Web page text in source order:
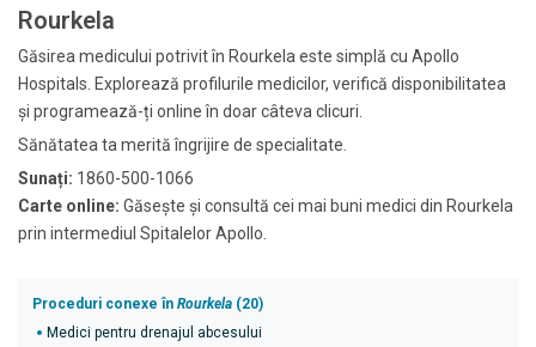
Rourkela
Găsirea medicului potrivit în Rourkela este simplă cu Apollo
Hospitals. Explorează profilurile medicilor, verifică disponibilitatea
și programează-ți online în doar câteva clicuri.
Sănătatea ta merită îngrijire de specialitate.
Sunați: 1860-500-1066
Carte online: Găsește și consultă cei mai buni medici din Rourkela
prin intermediul Spitalelor Apollo.
Proceduri conexe în Rourkela (20)
Medici pentru drenajul abcesului